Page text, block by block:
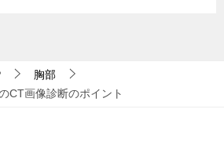
胸部
CT画像診断のポイント